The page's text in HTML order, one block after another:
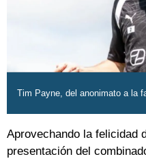
Tim Payne, del anonimato a la
Aprovechando la felicidad
presentación del